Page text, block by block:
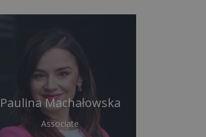
Paulina Machałowska
Associate